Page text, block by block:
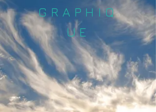
GRAPHIQ
UE